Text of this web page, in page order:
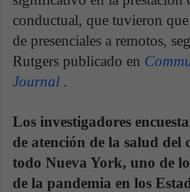
conductual, que tuvieron
de presenciales a remotos,
Rutgers publicado en
Journal .
Los investigadores
de atención de la salud del
todo Nueva York, uno de
de la pandemia en los